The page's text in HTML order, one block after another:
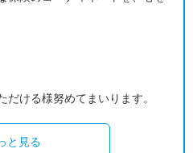
ける様努めてまいります。
と見る